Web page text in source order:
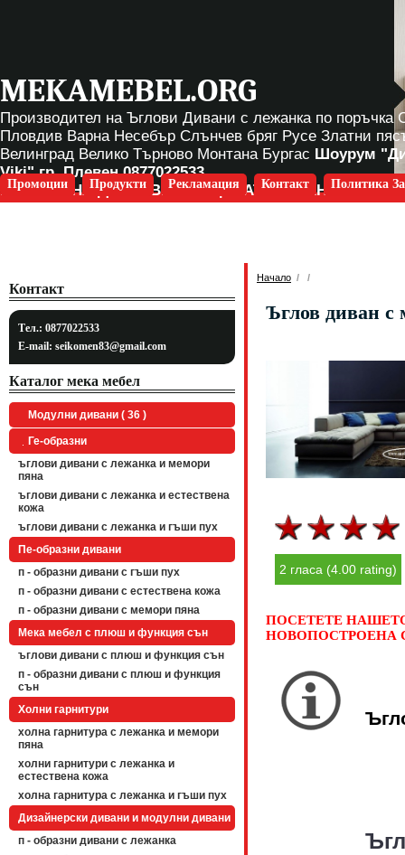
MEKAMEBEL.ORG
Производител на Ъглови Дивани с лежанка по поръчка
Пловдив Варна Несебър Слънчев бряг Русе Златни
Велинград Велико Търново Монтана Бургас Шоурум
Viki" гр. Плевен0877022533
БЕЗПЛАТНА ДОСТАВКА ЗА ЦЯЛАТА СТРАНА
Промоции Продукти Рекламация Контакт Политика
Контакт
Тел.: 0877022533
E-mail: seikomen83@gmail.com
Каталог мека мебел
Модулни дивани ( 36 )
Ге-образни
ъглови дивани с лежанка и мемори
пяна
ъглови дивани с лежанка и естествена
кожа
ъглови дивани с лежанка и гъши пух
Пе-образни дивани
п - образни дивани с гъши пух
п - образни дивани с естествена кожа
п - образни дивани с мемори пяна
Мека мебел с плюш и функция сън
ъглови дивани с плюш и функция сън
п - образни дивани с плюш и функция
сън
Холни гарнитури
холна гарнитура с лежанка и мемори
пяна
холни гарнитури с лежанка и
естествена кожа
холна гарнитура с лежанка и гъши пух
Дизайнерски дивани и модулни дивани
п - образни дивани с лежанка
Начало / /
Ъглов диван
2 гласа (4.00 rating)
ПОСЕТЕТЕ
НОВОПОСТРОЕНА